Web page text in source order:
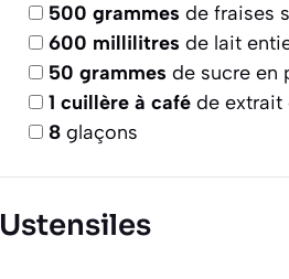
500 grammes de fraises
600 millilitres de lait
50 grammes de sucre en
1 cuillère à café de extrait
8 glaçons
Ustensiles